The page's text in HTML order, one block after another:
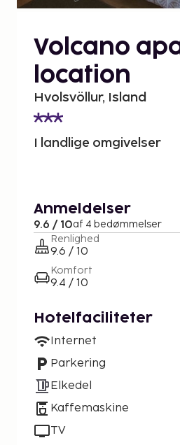
Volcano
location
Hvolsvöllur, Island
I landlige omgivelser
Anmeldelser
9.6 / 10af 4 bedømmelser
Renlighed
9.6 / 10
Komfort
9.4 / 10
Hotelfaciliteter
Internet
Parkering
Elkedel
Kaffemaskine
TV